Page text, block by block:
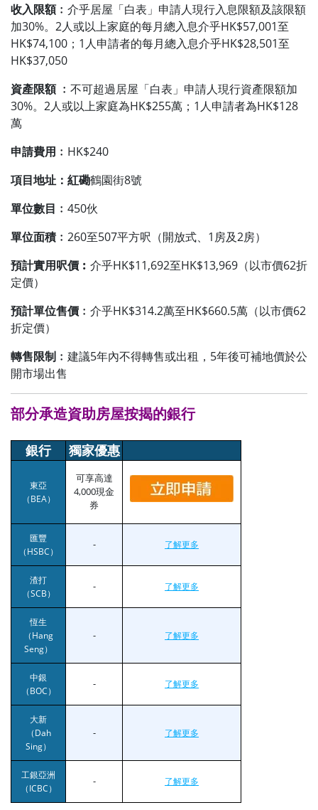
收入限額﹕ 介乎居屋「白表」申請人現行入息限額及該限額
加30%。2人或以上家庭的每月總入息介乎HK$57,001至
HK$74,100；1人申請者的每月總入息介乎HK$28,501至
HK$37,050
資產限額 ﹕ 不可超過居屋「白表」申請人現行資產限額加
30%。2人或以上家庭為HK$255萬；1人申請者為HK$128
萬
申請費用﹕ HK$240
項目地址：紅磡鶴園街8號
單位數目﹕ 450伙
單位面積﹕ 260至507平方呎（開放式、1房及2房）
預計實用呎價︰ 介乎HK$11,692至HK$13,969（以市價62折
定價）
預計單位售價﹕ 介乎HK$314.2萬至HK$660.5萬（以市價62
折定價）
轉售限制﹕ 建議5年內不得轉售或出租，5年後可補地價於公
開市場出售
部分承造資助房屋按揭的銀行
銀行 獨家優惠
東亞
（BEA）
可享高達
4,000現金
券
匯豐
（HSBC）
- 了解更多
渣打
（SCB）
- 了解更多
恆生
（Hang
Seng）
- 了解更多
中銀
（BOC）
- 了解更多
大新
（Dah
Sing）
- 了解更多
工銀亞洲
（ICBC）
- 了解更多